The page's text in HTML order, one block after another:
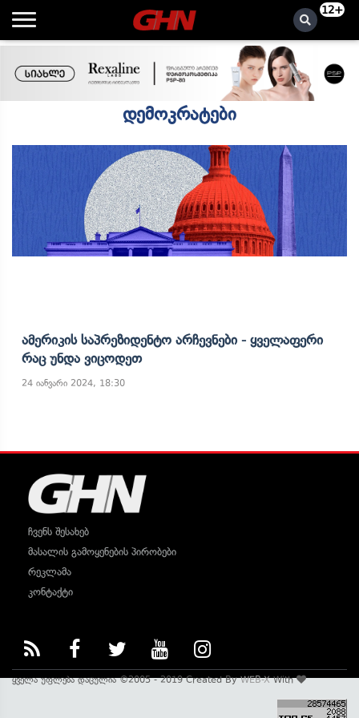
12+
დემოკრატები
Ამერიკის Საპრეზიდენტო Არჩევნები - Ყველაფერი
Რაც Უნდა Ვიცოდეთ
24 იანვარი 2024, 18:30
ჩვენს შესახებ
მასალის გამოყენების პირობები
რეკლამა
კონტაქტი
ყველა უფლება დაცულია ©2005 - 2019 Created ByWEB-XWith